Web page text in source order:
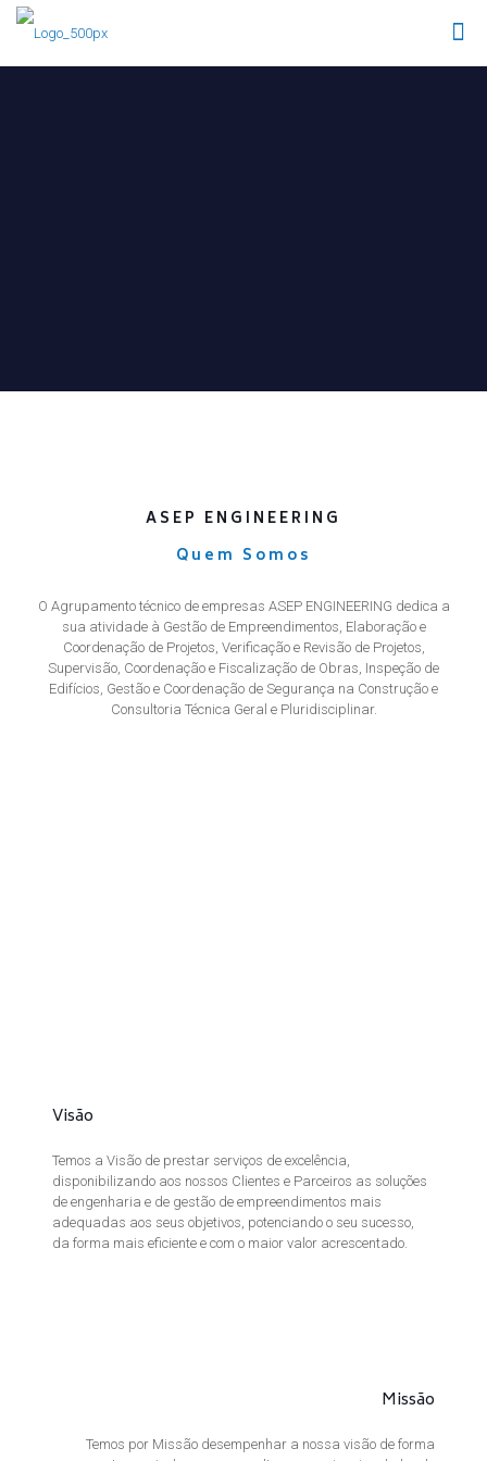
ASEP ENGINEERING
Quem Somos
O Agrupamento técnico de empresas ASEP ENGINEERING dedica a
sua atividade à Gestão de Empreendimentos, Elaboração e
Coordenação de Projetos, Verificação e Revisão de Projetos,
Supervisão, Coordenação e Fiscalização de Obras, Inspeção de
Edifícios, Gestão e Coordenação de Segurança na Construção e
Consultoria Técnica Geral e Pluridisciplinar.
Visão
Temos a Visão de prestar serviços de excelência,
disponibilizando aos nossos Clientes e Parceiros as soluções
de engenharia e de gestão de empreendimentos mais
adequadas aos seus objetivos, potenciando o seu sucesso,
da forma mais eficiente e com o maior valor acrescentado.
Missão
Temos por Missão desempenhar a nossa visão de forma